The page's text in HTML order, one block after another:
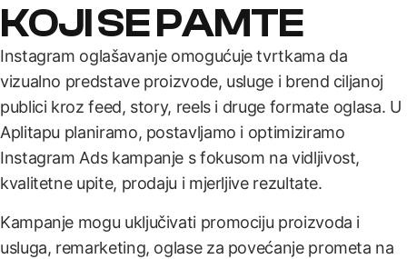
KOJI SE PAMTE
Instagram oglašavanje omogućuje tvrtkama da
vizualno predstave proizvode, usluge i brend ciljanoj
publici kroz feed, story, reels i druge formate oglasa. U
Aplitapu planiramo, postavljamo i optimiziramo
Instagram Ads kampanje s fokusom na vidljivost,
kvalitetne upite, prodaju i mjerljive rezultate.
Kampanje mogu uključivati promociju proizvoda i
usluga, remarketing, oglase za povećanje prometa na